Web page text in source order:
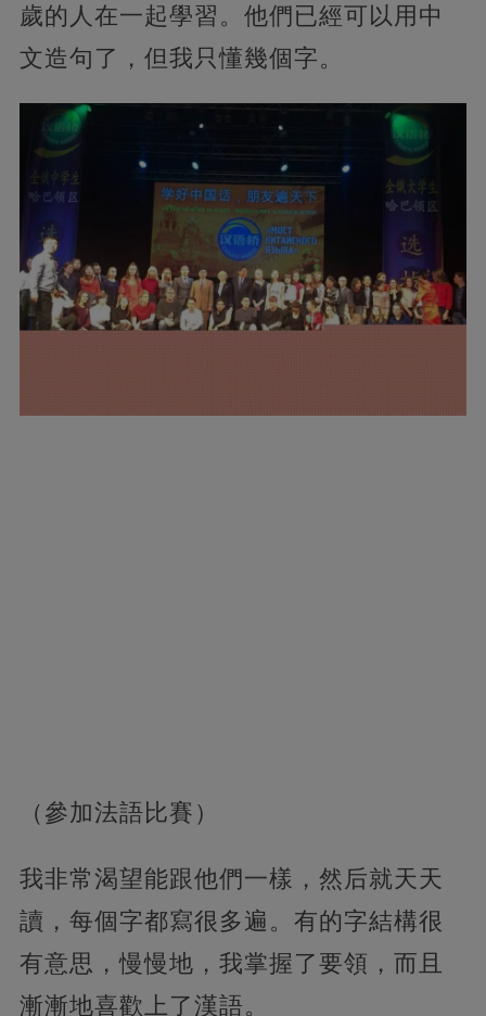
歲的人在一起學習。他們已經可以用中
文造句了，但我只懂幾個字。
（參加法語比賽）
我非常渴望能跟他們一樣，然后就天天
讀，每個字都寫很多遍。有的字結構很
有意思，慢慢地，我掌握了要領，而且
漸漸地喜歡上了漢語。